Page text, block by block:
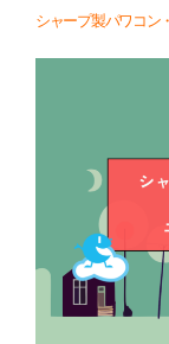
シャープ製パワコン